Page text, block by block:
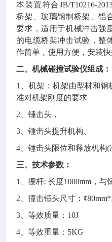
本装置符合JB/T10216-
桥架、玻璃钢制桥架、铝
要求，适用于机械冲击强
的电缆桥架冲击试验，整
作简单，使用方便，安装快
二、机械碰撞试验仪组成：
1、机架：机架由型材和
准对机架刚度的要求
2、锤击头，
3、锤击头提升机构、
4、锤击头限位和释放机构
三、技术参数：
1、摆杆: 长度1000mm，与
2、撞击锤头尺寸：
3、等效质量：10J
4、等效重量：5KG